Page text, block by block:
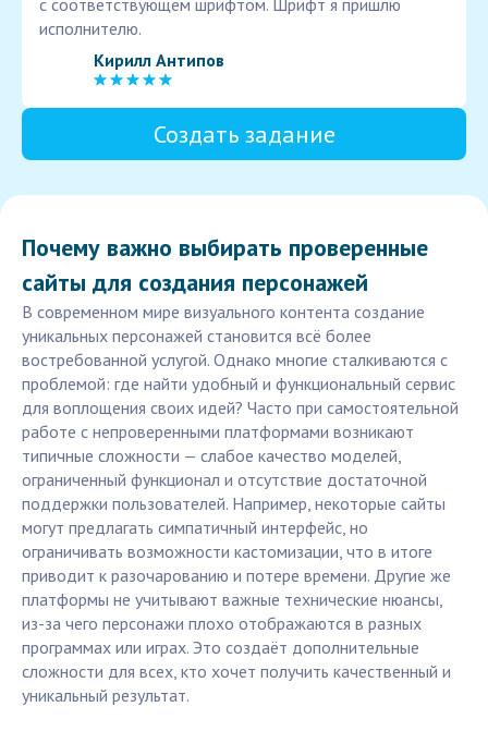
с соответствующем шрифтом. Шрифт я пришлю
исполнителю.
Кирилл Антипов
Создать задание
Почему важно выбирать проверенные
сайты для создания персонажей
В современном мире визуального контента создание
уникальных персонажей становится всё более
востребованной услугой. Однако многие сталкиваются с
проблемой: где найти удобный и функциональный сервис
для воплощения своих идей? Часто при самостоятельной
работе с непроверенными платформами возникают
типичные сложности — слабое качество моделей,
ограниченный функционал и отсутствие достаточной
поддержки пользователей. Например, некоторые сайты
могут предлагать симпатичный интерфейс, но
ограничивать возможности кастомизации, что в итоге
приводит к разочарованию и потере времени. Другие же
платформы не учитывают важные технические нюансы,
из-за чего персонажи плохо отображаются в разных
программах или играх. Это создаёт дополнительные
сложности для всех, кто хочет получить качественный и
уникальный результат.